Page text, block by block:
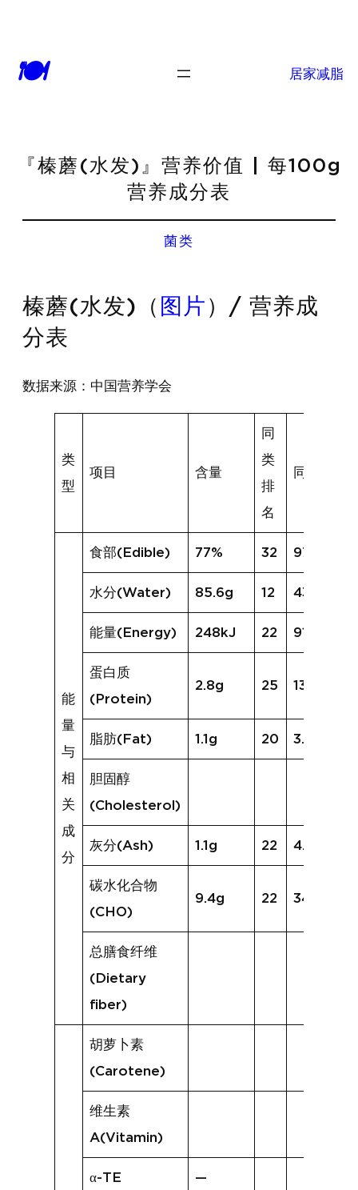
🍽 居家减脂
『榛蘑(水发)』营养价值 | 每100g
营养成分表
菌类
榛蘑(水发)（ 图片 ）/ 营养成
分表
数据来源：中国营养学会
类
型
项目 含量
同
类
排
名
同类均值
能
量
与
相
关
成
分
食部(Edible) 77% 32 97%
水分(Water) 85.6g 12 43.3g
能量(Energy) 248kJ 22 917kJ
蛋白质
(Protein)
2.8g 25 13.9g
脂肪(Fat) 1.1g 20 3.7g
胆固醇
(Cholesterol)
灰分(Ash) 1.1g 22 4.7g
碳水化合物
(CHO)
9.4g 22 34.5g
总膳食纤维
(Dietary
fiber)
胡萝卜素
(Carotene)
维生素
A(Vitamin)
α-TE —